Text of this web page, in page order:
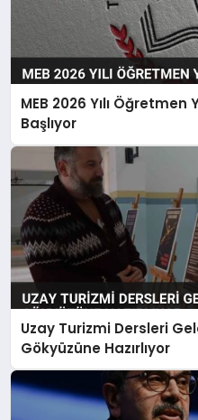
MEB 2026 Yılı
Başlıyor
Uzay Turizmi Dersleri
Gökyüzüne Hazırlıyor